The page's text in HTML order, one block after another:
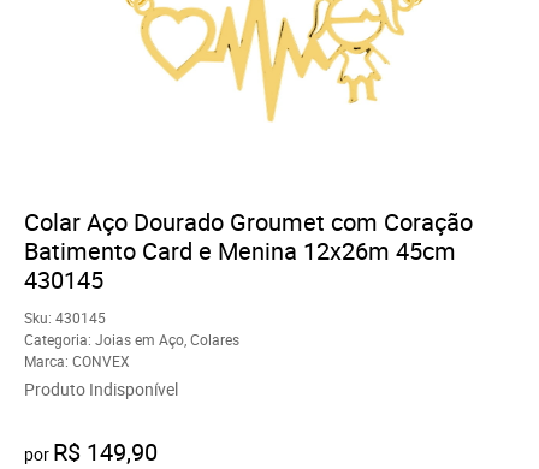
Colar Aço Dourado Groumet com Coração
Batimento Card e Menina 12x26m 45cm
430145
Sku: 430145
Categoria: Joias em Aço Colares
Marca: CONVEX
Produto Indisponível
por R$ 149,90